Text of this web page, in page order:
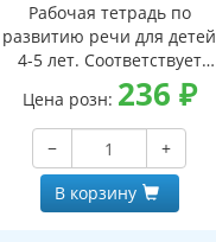
Рабочая тетрадь по
развитию речи для детей
4-5 лет. Соответствует
ФГОС ДО - 3-е изд испр.
Цена розн: 236 ₽
−
+
В корзину